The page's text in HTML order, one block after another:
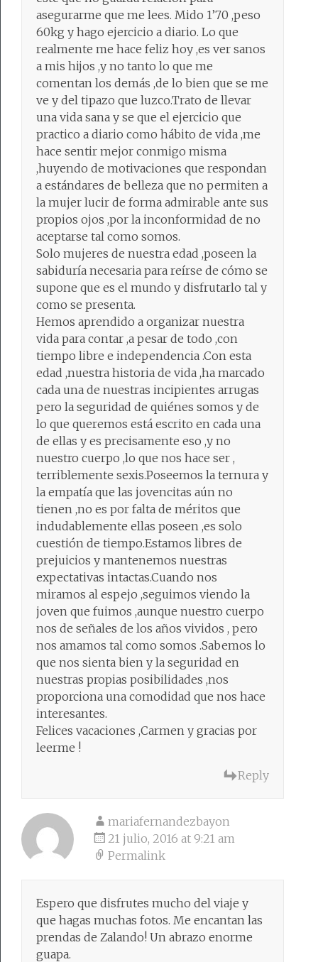
asegurarme que me lees. Mido 1’70 ,peso
60kg y hago ejercicio a diario. Lo que
realmente me hace feliz hoy ,es ver sanos
a mis hijos ,y no tanto lo que me
comentan los demás ,de lo bien que se me
ve y del tipazo que luzco.Trato de llevar
una vida sana y se que el ejercicio que
practico a diario como hábito de vida ,me
hace sentir mejor conmigo misma
,huyendo de motivaciones que respondan
a estándares de belleza que no permiten a
la mujer lucir de forma admirable ante sus
propios ojos ,por la inconformidad de no
aceptarse tal como somos.
Solo mujeres de nuestra edad ,poseen la
sabiduría necesaria para reírse de cómo se
supone que es el mundo y disfrutarlo tal y
como se presenta.
Hemos aprendido a organizar nuestra
vida para contar ,a pesar de todo ,con
tiempo libre e independencia .Con esta
edad ,nuestra historia de vida ,ha marcado
cada una de nuestras incipientes arrugas
pero la seguridad de quiénes somos y de
lo que queremos está escrito en cada una
de ellas y es precisamente eso ,y no
nuestro cuerpo ,lo que nos hace ser ,
terriblemente sexis.Poseemos la ternura y
la empatía que las jovencitas aún no
tienen ,no es por falta de méritos que
indudablemente ellas poseen ,es solo
cuestión de tiempo.Estamos libres de
prejuicios y mantenemos nuestras
expectativas intactas.Cuando nos
miramos al espejo ,seguimos viendo la
joven que fuimos ,aunque nuestro cuerpo
nos de señales de los años vividos , pero
nos amamos tal como somos .Sabemos lo
que nos sienta bien y la seguridad en
nuestras propias posibilidades ,nos
proporciona una comodidad que nos hace
interesantes.
Felices vacaciones ,Carmen y gracias por
leerme !
Reply
mariafernandezbayon
21 julio, 2016 at 9:21 am
Permalink
Espero que disfrutes mucho del viaje y
que hagas muchas fotos. Me encantan las
prendas de Zalando! Un abrazo enorme
guapa.